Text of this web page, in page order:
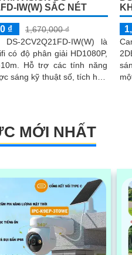
IW(W) SẮC NÉT
₫
1,670,000 ₫
DS-2CV2Q21FD-IW(W) là
có độ phân giải HD1080P,
tính năng
sáng kỹ thuật số, tích hợp
một
MỚI NHẤT